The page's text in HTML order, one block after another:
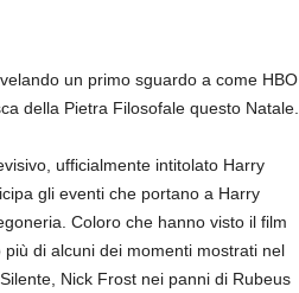
un primo sguardo a come HBO
della Pietra Filosofale questo Natale.
ufficialmente intitolato Harry
gli eventi che portano a Harry
Coloro che hanno visto il film
di alcuni dei momenti mostrati nel
Nick Frost nei panni di Rubeus